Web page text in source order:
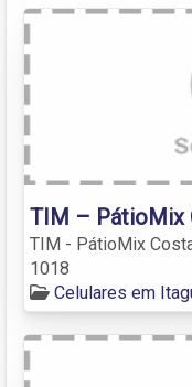
TIM – PátioMix
TIM - PátioMix
1018
Celulares em